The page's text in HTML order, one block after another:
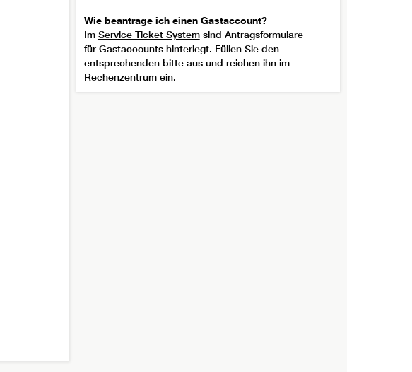
Wie beantrage ich einen Gastaccount?
Im Service Ticket Systemsind Antragsformulare
für Gastaccounts hinterlegt. Füllen Sie den
entsprechenden bitte aus und reichen ihn im
Rechenzentrum ein.